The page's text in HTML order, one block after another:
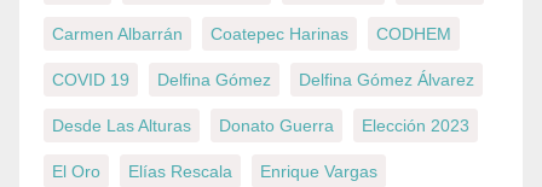
Carmen Albarrán Coatepec Harinas CODHEM
COVID 19 Delfina Gómez Delfina Gómez Álvarez
Desde Las Alturas Donato Guerra Elección 2023
El Oro Elías Rescala Enrique Vargas